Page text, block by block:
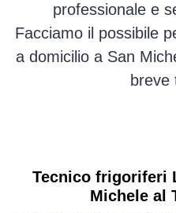
professionale e
Facciamo il possibile
a domicilio a San
breve
Tecnico frigoriferi
Michele al